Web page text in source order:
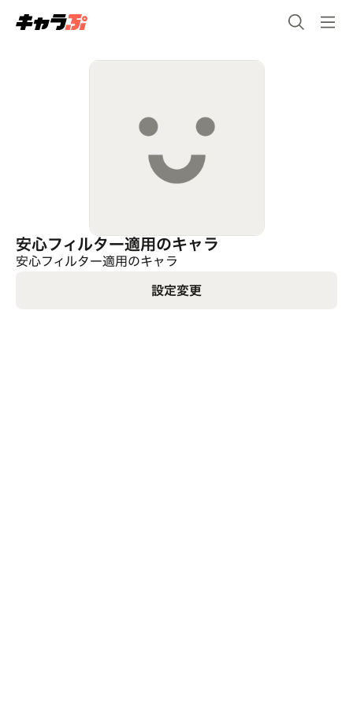
安心フィルター適用のキャラ
安心フィルター適用のキャラ
設定変更